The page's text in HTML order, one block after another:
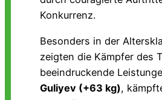
Konkurrenz.
Besonders in der
zeigten die Kämpfer des
beeindruckende
Guliyev (+63 kg),